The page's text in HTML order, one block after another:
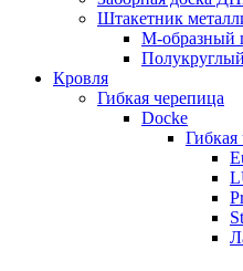
Штакетник
М-образный
Кровля
Гибкая черепица
Docke
Гибкая